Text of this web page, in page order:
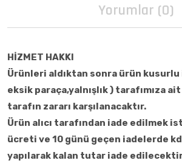
Yorumlar (0)
HİZMET HAKKI
Ürünleri aldıktan sonra ürün kusurlu
eksik paraça,yalnışlık ) tarafımıza
tarafın zararı karşılanacaktır.
Ürün alıcı tarafından iade edilmek
ücreti ve 10 günü geçen iadelerde
yapılarak kalan tutar iade